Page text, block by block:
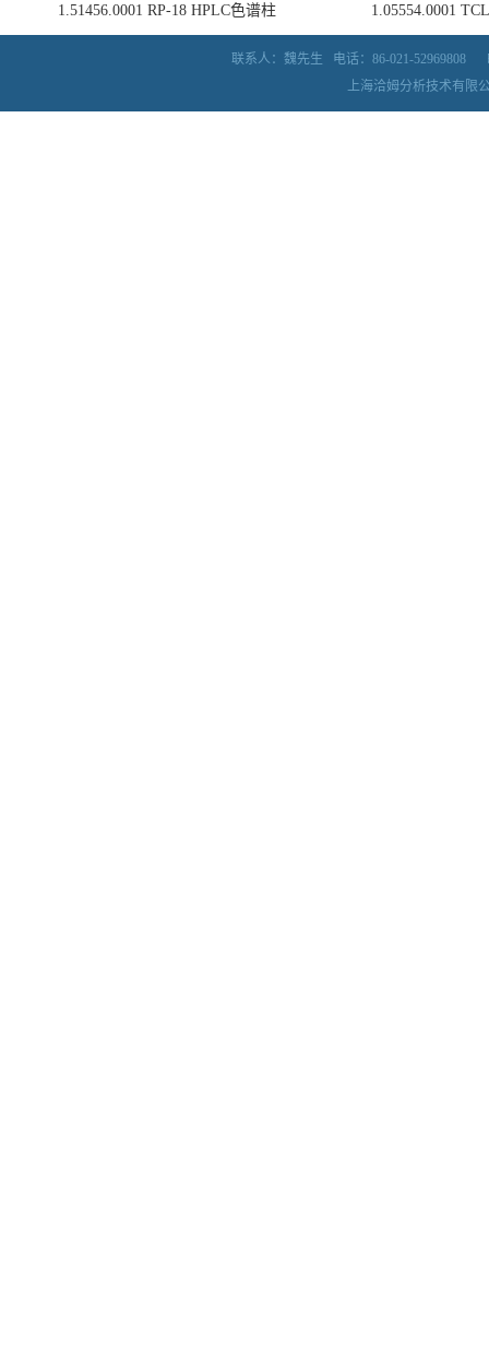
1.51456.0001 RP-18 HPLC色谱柱 1.05554.0001
联系人：魏先生 电话：86-021-52969808
上海洽姆分析技术有限